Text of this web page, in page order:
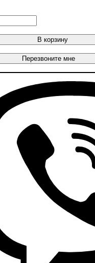
В корзину
Перезвоните мне